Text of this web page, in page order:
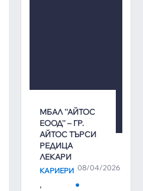
МБАЛ ''АЙТОС
ЕООД'' – ГР.
АЙТОС ТЪРСИ
РЕДИЦА
ЛЕКАРИ
08/04/2026
КАРИЕРИ
,